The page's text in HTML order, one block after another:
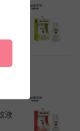
液